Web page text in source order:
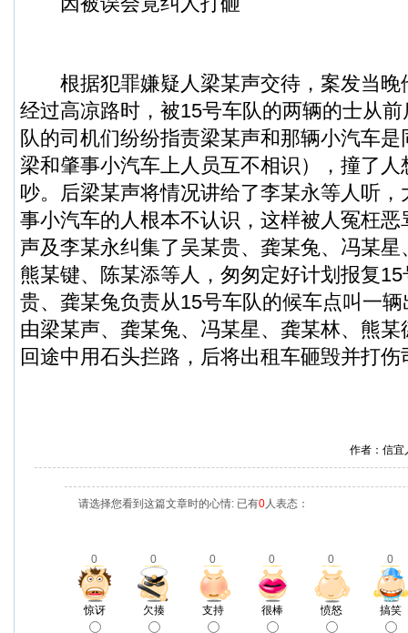
根据犯罪嫌疑人梁某声交待，案发当晚
经过高凉路时，被15号车队的两辆的士从
队的司机们纷纷指责梁某声和那辆小汽车
梁和肇事小汽车上人员互不相识），撞了
吵。后梁某声将情况讲给了李某永等人听
事小汽车的人根本不认识，这样被人冤枉
声及李某永纠集了吴某贵、龚某兔、冯某
熊某键、陈某添等人，匆匆定好计划报复
贵、龚某兔负责从15号车队的候车点叫一
由梁某声、龚某兔、冯某星、龚某林、熊
回途中用石头拦路，后将出租车砸毁并打伤
作者：信
请选择您看到这篇文章时的心情: 已有0人表态：
0 0 0 0 0 0
惊讶 欠揍 支持 很棒 愤怒 搞笑